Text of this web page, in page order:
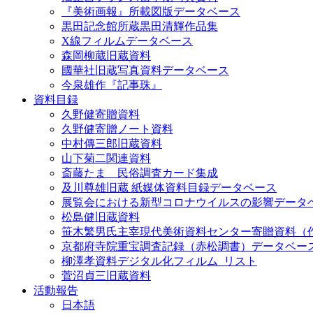
『美術画報』所載図版データベース
黒田記念館所蔵黒田清輝作品集
X線フィルムデータベース
森岡柳蔵旧蔵資料
國華社旧蔵写真資料データベース
今泉雄作『記事珠』
資料目録
久野健寄贈資料
久野健寄贈ノート資料
中村傳三郎旧蔵資料
山下菊二関連資料
斎藤たま 民俗調査カード集成
及川尊雄旧蔵 紙媒体資料目録データベース
展覧会における新型コロナウイルスの影響データ
松島健旧蔵資料
笹木繁男氏主宰現代美術資料センター寄贈資料（
京都府寺院重宝調査記録（赤松調書）データベー
柳澤孝資料デジタル化フィルム_リスト
菅沼貞三旧蔵資料
活動報告
日本語